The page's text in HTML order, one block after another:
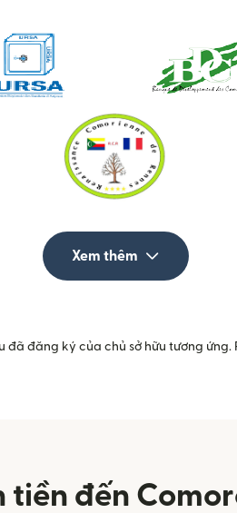
Xem thêm
đã đăng ký của chủ sở hữu tương
tiền đến